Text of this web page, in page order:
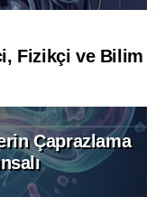
Fizikçi ve Bilim
Çaprazlama